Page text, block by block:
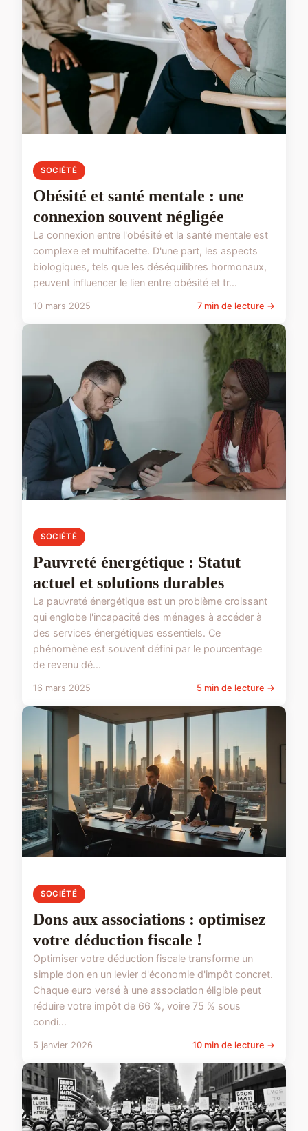
SOCIÉTÉ
Obésité et santé mentale : une
connexion souvent négligée
La connexion entre l'obésité et la santé mentale est
complexe et multifacette. D'une part, les aspects
biologiques, tels que les déséquilibres hormonaux,
peuvent influencer le lien entre obésité et tr...
10 mars 2025 7 min de lecture →
SOCIÉTÉ
Pauvreté énergétique : Statut
actuel et solutions durables
La pauvreté énergétique est un problème croissant
qui englobe l'incapacité des ménages à accéder à
des services énergétiques essentiels. Ce
phénomène est souvent défini par le pourcentage
de revenu dé...
16 mars 2025 5 min de lecture →
SOCIÉTÉ
Dons aux associations : optimisez
votre déduction fiscale !
Optimiser votre déduction fiscale transforme un
simple don en un levier d'économie d'impôt concret.
Chaque euro versé à une association éligible peut
réduire votre impôt de 66 %, voire 75 % sous
condi...
5 janvier 2026 10 min de lecture →